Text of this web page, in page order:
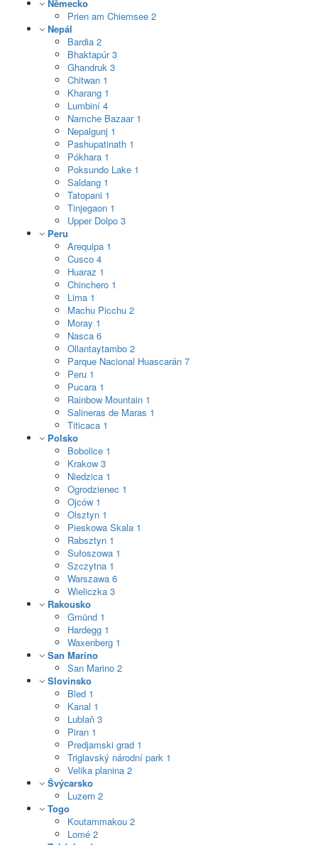
Německo
Prien am Chiemsee 2
Nepál
Bardia 2
Bhaktapúr3
Ghandruk 3
Chitwan 1
Kharang 1
Lumbiní 4
Namche Bazaar 1
Nepalgunj 1
Pashupatinath 1
Pókhara 1
Poksundo Lake 1
Saldang 1
Tatopani 1
Tinjegaon 1
Upper Dolpo 3
Peru
Arequipa 1
Cusco 4
Huaraz 1
Chinchero 1
Lima 1
Machu Picchu 2
Moray 1
Nasca 6
Ollantaytambo 2
Parque Nacional Huascarán 7
Peru 1
Pucara 1
Rainbow Mountain 1
Salineras de Maras 1
Titicaca 1
Polsko
Bobolice 1
Krakow 3
Niedzica 1
Ogrodzienec 1
Ojców 1
Olsztyn 1
Pieskowa Skala 1
Rabsztyn 1
Sułoszowa 1
Szczytna 1
Warszawa 6
Wieliczka 3
Rakousko
Gmünd 1
Hardegg 1
Waxenberg 1
San Marino
San Marino 2
Slovinsko
Bled 1
Kanal 1
Lublaň 3
Piran 1
Predjamski grad 1
Triglavský národní park 1
Velika planina 2
Švýcarsko
Luzern 2
Togo
Koutammakou 2
Lomé 2